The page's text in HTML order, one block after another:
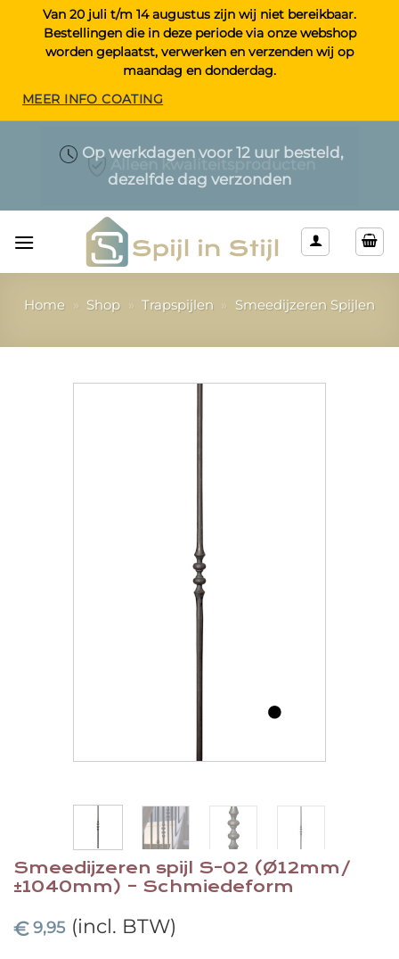
Van 20 juli t/m 14 augustus zijn wij niet bereikbaar.
Bestellingen die in deze periode via onze webshop
worden geplaatst, verwerken en verzenden wij op
maandag en donderdag.
MEER INFO COATING
Op werkdagen voor 12 uur besteld,
dezelfde dag verzonden
Alleen kwaliteitsproducten
Maatwerk > Selecteer uw eigen lengte
& kleur
Home » Shop » Trapspijlen » Smeedijzeren Spijlen
Smeedijzeren spijl S-02 (Ø12mm/
±1040mm) – Schmiedeform
€ 9,95 (incl. BTW)